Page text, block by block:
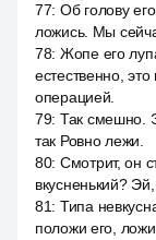
77: Об голову
ложись. Мы
78: Жопе его
естественно,
операцией.
79: Так смешно.
так Ровно лежи.
80: Смотрит, он
вкусненький? Эй,
81: Типа
положи его,